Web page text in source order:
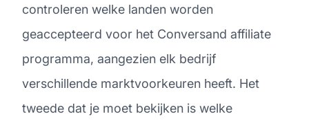
controleren welke landen worden
geaccepteerd voor het Conversand affiliate
programma, aangezien elk bedrijf
verschillende marktvoorkeuren heeft. Het
tweede dat je moet bekijken is welke